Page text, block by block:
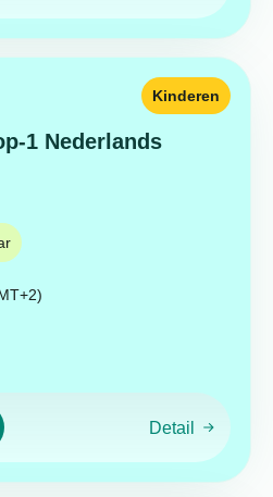
1 Nederlands
Kinderen
Detail